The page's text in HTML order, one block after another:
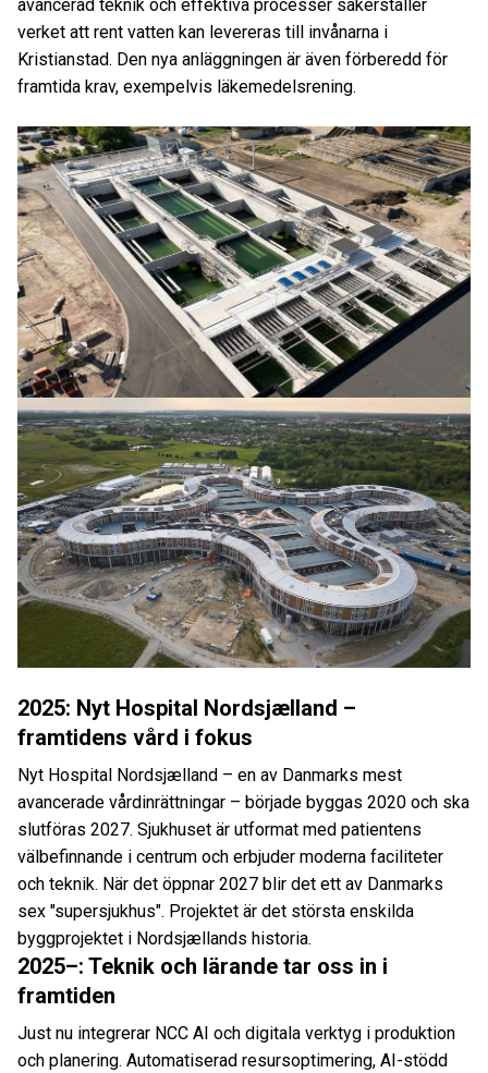
avancerad teknik och effektiva processer säkerställer
verket att rent vatten kan levereras till invånarna i
Kristianstad. Den nya anläggningen är även förberedd för
framtida krav, exempelvis läkemedelsrening.
2025: Nyt Hospital Nordsjælland –
framtidens vård i fokus
Nyt Hospital Nordsjælland – en av Danmarks mest
avancerade vårdinrättningar – började byggas 2020 och ska
slutföras 2027. Sjukhuset är utformat med patientens
välbefinnande i centrum och erbjuder moderna faciliteter
och teknik. När det öppnar 2027 blir det ett av Danmarks
sex "supersjukhus". Projektet är det största enskilda
byggprojektet i Nordsjællands historia.
2025–: Teknik och lärande tar oss in i
framtiden
Just nu integrerar NCC AI och digitala verktyg i produktion
och planering. Automatiserad resursoptimering, AI-stödd